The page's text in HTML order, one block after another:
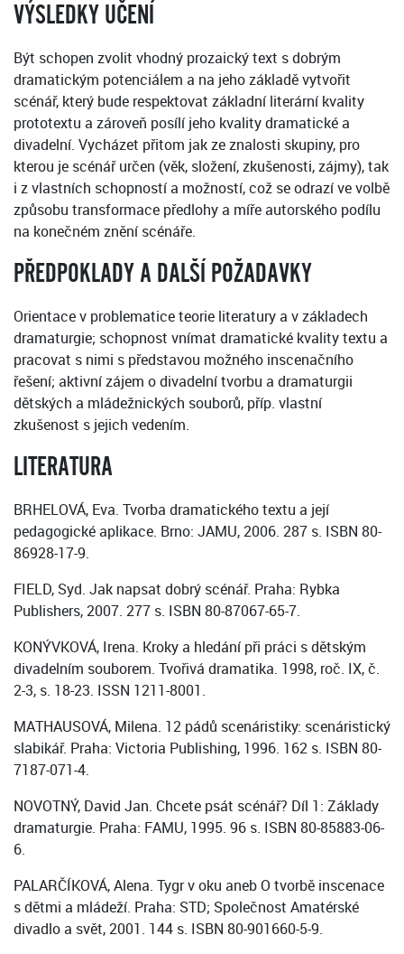
VÝSLEDKY UČENÍ
Být schopen zvolit vhodný prozaický text s dobrým
dramatickým potenciálem a na jeho základě vytvořit
scénář, který bude respektovat základní literární kvality
prototextu a zároveň posílí jeho kvality dramatické a
divadelní. Vycházet přitom jak ze znalosti skupiny, pro
kterou je scénář určen (věk, složení, zkušenosti, zájmy), tak
i z vlastních schopností a možností, což se odrazí ve volbě
způsobu transformace předlohy a míře autorského podílu
na konečném znění scénáře.
PŘEDPOKLADY A DALŠÍ POŽADAVKY
Orientace v problematice teorie literatury a v základech
dramaturgie; schopnost vnímat dramatické kvality textu a
pracovat s nimi s představou možného inscenačního
řešení; aktivní zájem o divadelní tvorbu a dramaturgii
dětských a mládežnických souborů, příp. vlastní
zkušenost s jejich vedením.
LITERATURA
BRHELOVÁ, Eva. Tvorba dramatického textu a její
pedagogické aplikace. Brno: JAMU, 2006. 287 s. ISBN 80-
86928-17-9.
FIELD, Syd. Jak napsat dobrý scénář. Praha: Rybka
Publishers, 2007. 277 s. ISBN 80-87067-65-7.
KONÝVKOVÁ, Irena. Kroky a hledání při práci s dětským
divadelním souborem. Tvořivá dramatika. 1998, roč. IX, č.
2-3, s. 18-23. ISSN 1211-8001.
MATHAUSOVÁ, Milena. 12 pádů scenáristiky: scenáristický
slabikář. Praha: Victoria Publishing, 1996. 162 s. ISBN 80-
7187-071-4.
NOVOTNÝ, David Jan. Chcete psát scénář? Díl 1: Základy
dramaturgie. Praha: FAMU, 1995. 96 s. ISBN 80-85883-06-
6.
PALARČÍKOVÁ, Alena. Tygr v oku aneb O tvorbě inscenace
s dětmi a mládeží. Praha: STD; Společnost Amatérské
divadlo a svět, 2001. 144 s. ISBN 80-901660-5-9.